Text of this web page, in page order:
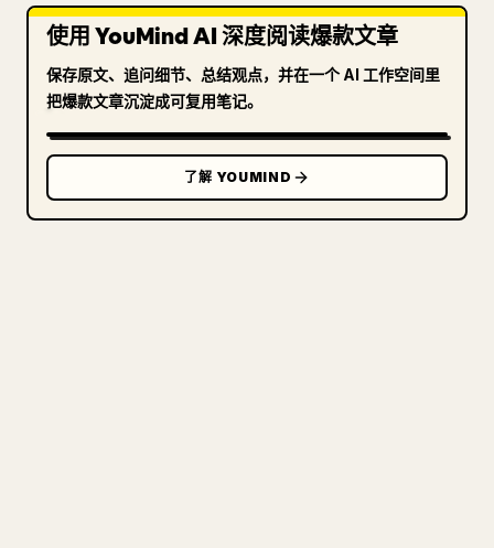
使用 YouMind AI 深度阅读爆款文章
保存原文、追问细节、总结观点，并在一个 AI 工作空间里
把爆款文章沉淀成可复用笔记。
了解 YOUMIND